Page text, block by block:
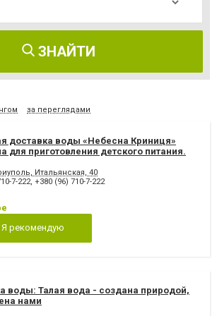
ЗНАЙТИ
за переглядами
доставка воды «Небесна Криниця»
для приготовления детского питания.
Итальянская, 40
7-222, +380 (96) 710-7-222
Я рекомендую
воды: Талая вода - создана природой,
нами